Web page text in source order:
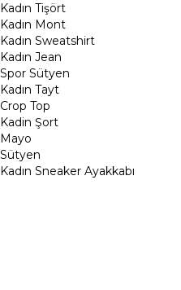
Kadın Tişört
Kadın Mont
Kadın Sweatshirt
Kadın Jean
Spor Sütyen
Kadın Tayt
Crop Top
Kadin Şort
Mayo
Sütyen
Kadın Sneaker Ayakkabı